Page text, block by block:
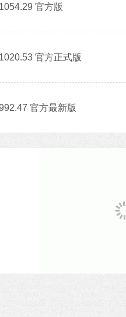
官方版
官方正式版
官方最新版